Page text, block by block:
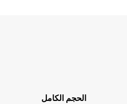
الحجم الكامل